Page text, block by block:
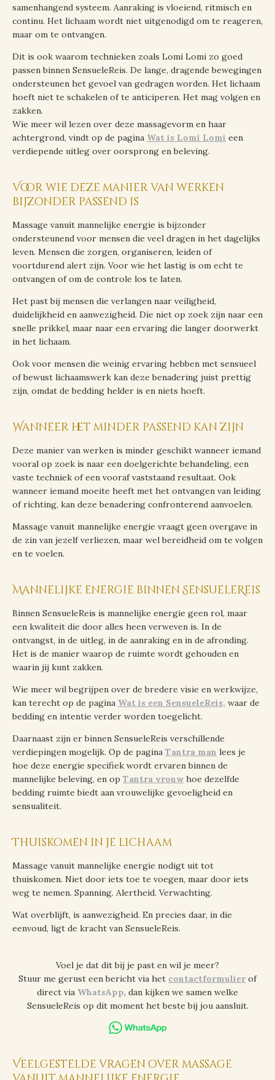
samenhangend systeem. Aanraking is vloeiend, ritmisch en
continu. Het lichaam wordt niet uitgenodigd om te reageren,
maar om te ontvangen.
Dit is ook waarom technieken zoals Lomi Lomi zo goed
passen binnen SensueleReis. De lange, dragende bewegingen
ondersteunen het gevoel van gedragen worden. Het lichaam
hoeft niet te schakelen of te anticiperen. Het mag volgen en
zakken.
Wie meer wil lezen over deze massagevorm en haar
achtergrond, vindt op de pagina Wat is Lomi Lomi een
verdiepende uitleg over oorsprong en beleving.
Voor wie deze manier van werken
bijzonder passend is
Massage vanuit mannelijke energie is bijzonder
ondersteunend voor mensen die veel dragen in het dagelijks
leven. Mensen die zorgen, organiseren, leiden of
voortdurend alert zijn. Voor wie het lastig is om echt te
ontvangen of om de controle los te laten.
Het past bij mensen die verlangen naar veiligheid,
duidelijkheid en aanwezigheid. Die niet op zoek zijn naar een
snelle prikkel, maar naar een ervaring die langer doorwerkt
in het lichaam.
Ook voor mensen die weinig ervaring hebben met sensueel
of bewust lichaamswerk kan deze benadering juist prettig
zijn, omdat de bedding helder is en niets hoeft.
Wanneer het minder passend kan zijn
Deze manier van werken is minder geschikt wanneer iemand
vooral op zoek is naar een doelgerichte behandeling, een
vaste techniek of een vooraf vaststaand resultaat. Ook
wanneer iemand moeite heeft met het ontvangen van leiding
of richting, kan deze benadering confronterend aanvoelen.
Massage vanuit mannelijke energie vraagt geen overgave in
de zin van jezelf verliezen, maar wel bereidheid om te volgen
en te voelen.
Mannelijke energie binnen SensueleReis
Binnen SensueleReis is mannelijke energie geen rol, maar
een kwaliteit die door alles heen verweven is. In de
ontvangst, in de uitleg, in de aanraking en in de afronding.
Het is de manier waarop de ruimte wordt gehouden en
waarin jij kunt zakken.
Wie meer wil begrijpen over de bredere visie en werkwijze,
kan terecht op de pagina Wat is een SensueleReis, waar de
bedding en intentie verder worden toegelicht.
Daarnaast zijn er binnen SensueleReis verschillende
verdiepingen mogelijk. Op de pagina Tantra man lees je
hoe deze energie specifiek wordt ervaren binnen de
mannelijke beleving, en op Tantra vrouw hoe dezelfde
bedding ruimte biedt aan vrouwelijke gevoeligheid en
sensualiteit.
Thuiskomen in je lichaam
Massage vanuit mannelijke energie nodigt uit tot
thuiskomen. Niet door iets toe te voegen, maar door iets
weg te nemen. Spanning. Alertheid. Verwachting.
Wat overblijft, is aanwezigheid. En precies daar, in die
eenvoud, ligt de kracht van SensueleReis.
Voel je dat dit bij je past en wil je meer?
Stuur me gerust een bericht via het contactformulier of
direct via WhatsApp, dan kijken we samen welke
SensueleReis op dit moment het beste bij jou aansluit.
Veelgestelde vragen over massage